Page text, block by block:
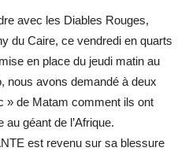
avec les Diables Rouges,
du Caire, ce vendredi en quarts
en place du jeudi matin au
nous avons demandé à deux
» de Matam comment ils ont
géant de l’Afrique.
est revenu sur sa blessure